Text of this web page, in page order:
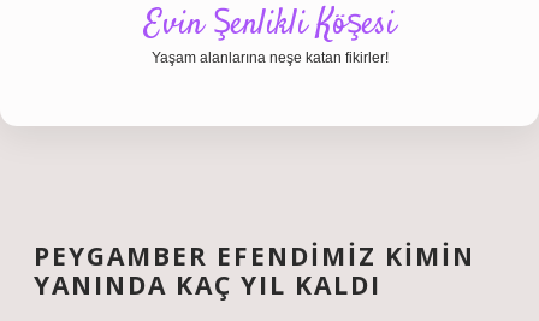
Evin Şenlikli Köşesi
Yaşam alanlarına neşe katan fikirler!
PEYGAMBER EFENDIMIZ KIMIN
YANINDA KAÇ YIL KALDI